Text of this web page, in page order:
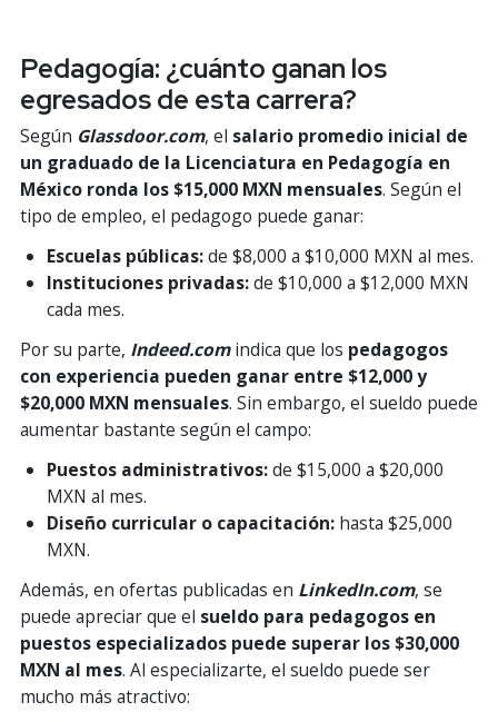
Pedagogía: ¿cuánto ganan los
egresados de esta carrera?
Según Glassdoor.com, el salario promedio inicial de
un graduado de la Licenciatura en Pedagogía en
México ronda los $15,000 MXN mensuales. Según el
tipo de empleo, el pedagogo puede ganar:
Escuelas públicas:de $8,000 a $10,000 MXN al mes.
Instituciones privadas:de $10,000 a $12,000 MXN
cada mes.
Por su parte, Indeed.comindica que los pedagogos
con experiencia pueden ganar entre $12,000 y
$20,000 MXN mensuales. Sin embargo, el sueldo puede
aumentar bastante según el campo:
Puestos administrativos:de $15,000 a $20,000
MXN al mes.
Diseño curricular o capacitación: hasta $25,000
MXN.
Además, en ofertas publicadas en LinkedIn.com, se
puede apreciar que el sueldo para pedagogos en
puestos especializados puede superar los $30,000
MXN al mes. Al especializarte, el sueldo puede ser
mucho más atractivo: